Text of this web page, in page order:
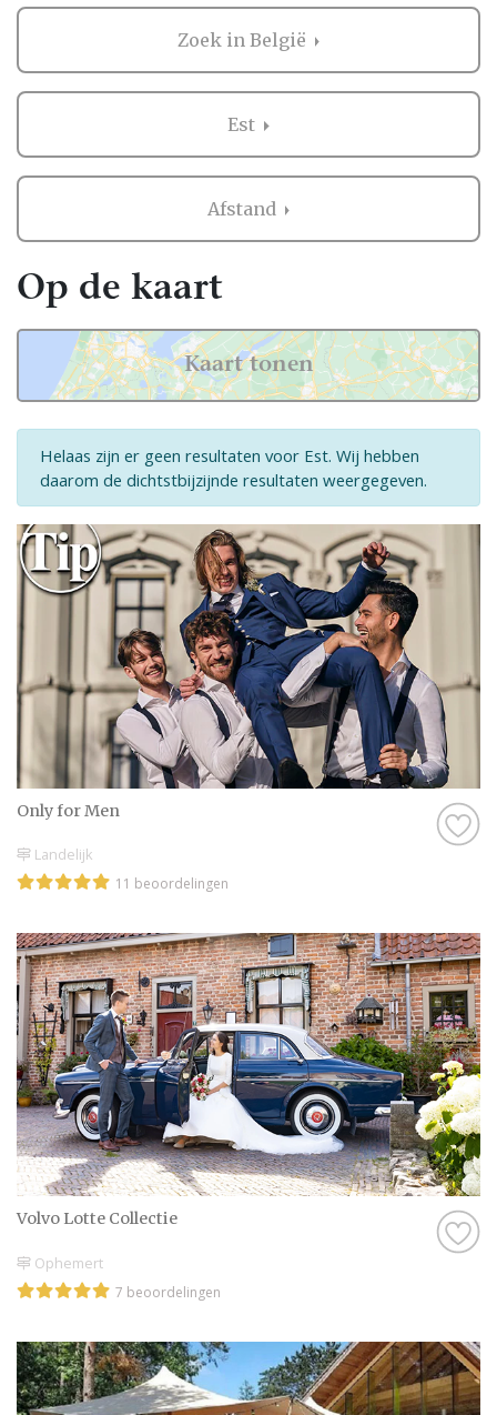
Zoek in België
Est
Afstand
Helaas zijn er geen resultaten voor Est. Wij hebben
daarom de dichtstbijzijnde resultaten weergegeven.
Only for Men
Landelijk
11 beoordelingen
Volvo Lotte Collectie
Ophemert
7 beoordelingen
Op de kaart
Kaart tonen